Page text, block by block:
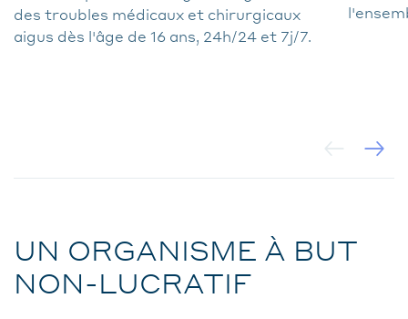
des troubles médicaux et chirurgicaux
aigus dès l'âge de 16 ans, 24h/24 et 7j/7.
UN ORGANISME À BUT
NON-LUCRATIF